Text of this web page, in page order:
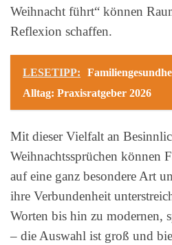
Weihnacht führt“ können
Reflexion schaffen.
LESETIPP:
Alltag: Praxisratgeber 2026
Mit dieser Vielfalt an
Weihnachtssprüchen können
auf eine ganz besondere Art
ihre Verbundenheit
Worten bis hin zu modernen,
– die Auswahl ist groß und